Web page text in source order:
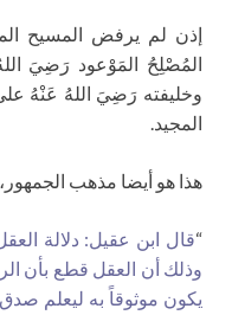
إذن لم يرفض المسيح
المُصْلِحُ المَوْعود رَضِيَ
وخليفته رَضِيَ اللهُ عَنْهُ
المجيد.
هذا هو أيضا مذهب
“قال ابن عقيل: دلالة
وذلك أن العقل قطع بأن
يكون موثوقاً به ليعلم صدق